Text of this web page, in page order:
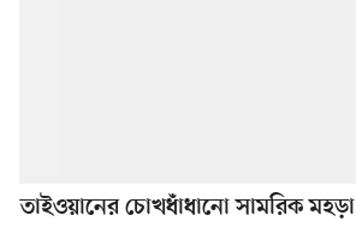
তাইওয়ানের চোখধাঁধানো সামরিক মহড়া